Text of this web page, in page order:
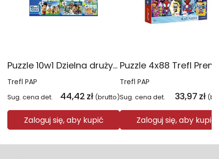
Puzzle 10w1 Dzielna drużyna Psiego Patrolu 96012
Trefl PAP
Sug. cena det. 44,42 zł (brutto)
Zaloguj się, aby kupić
Trefl PAP
Sug. cena det. 33,97 zł
Zaloguj się, aby kupić